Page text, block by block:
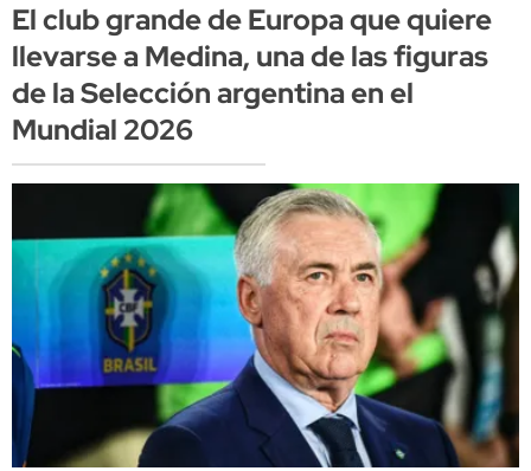
El club grande de Europa que quiere
llevarse a Medina, una de las figuras
de la Selección argentina en el
Mundial 2026